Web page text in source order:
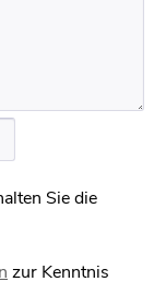
Sie die
zur Kenntnis